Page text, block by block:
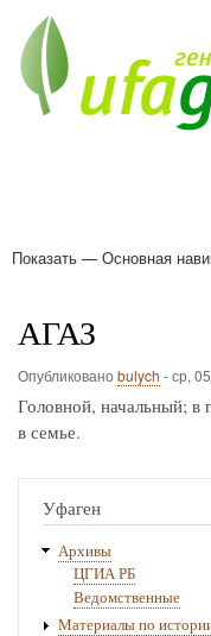
Основная
Показать — Основная
АГАЗ
Опубликовано bulych -ср,
Головной, начальный; в
в семье.
Уфаген
Архивы
ЦГИА РБ
Ведомственные
Материалы по